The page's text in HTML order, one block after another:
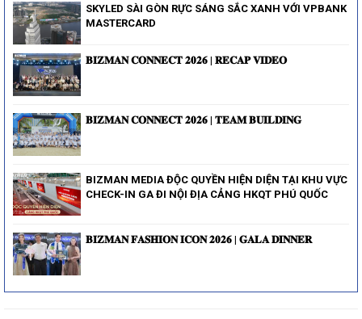
SKYLED SÀI GÒN RỰC SÁNG SẮC XANH VỚI VPBANK
MASTERCARD
𝐁𝐈𝐙𝐌𝐀𝐍 𝐂𝐎𝐍𝐍𝐄𝐂𝐓 𝟐𝟎𝟐𝟔 | 𝐑𝐄𝐂𝐀𝐏 𝐕𝐈𝐃𝐄𝐎
𝐁𝐈𝐙𝐌𝐀𝐍 𝐂𝐎𝐍𝐍𝐄𝐂𝐓 𝟐𝟎𝟐𝟔 | 𝐓𝐄𝐀𝐌 𝐁𝐔𝐈𝐋𝐃𝐈𝐍𝐆
BIZMAN MEDIA ĐỘC QUYỀN HIỆN DIỆN TẠI KHU VỰC
CHECK-IN GA ĐI NỘI ĐỊA CẢNG HKQT PHÚ QUỐC
𝐁𝐈𝐙𝐌𝐀𝐍 𝐅𝐀𝐒𝐇𝐈𝐎𝐍 𝐈𝐂𝐎𝐍 𝟐𝟎𝟐𝟔 | 𝐆𝐀𝐋𝐀 𝐃𝐈𝐍𝐍𝐄𝐑